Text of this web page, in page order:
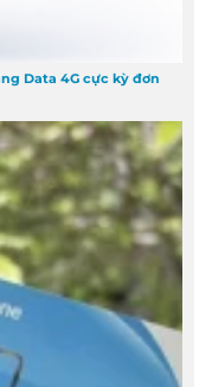
Data 4G cực kỳ đơn